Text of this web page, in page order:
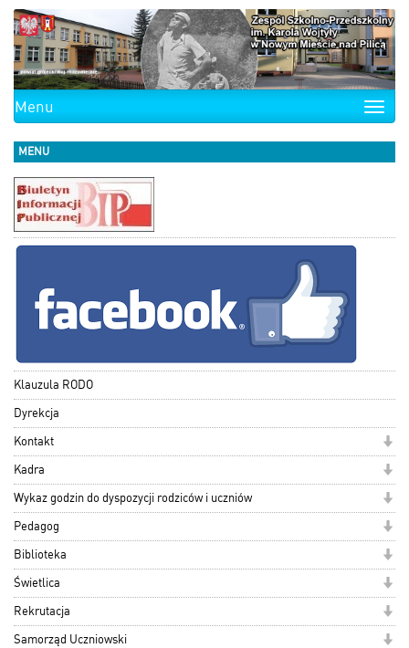
Toggle
Menu
MENU
Klauzula RODO
Dyrekcja
Kontakt
Kadra
Wykaz godzin do dyspozycji rodziców i uczniów
Pedagog
Biblioteka
Świetlica
Rekrutacja
Samorząd Uczniowski